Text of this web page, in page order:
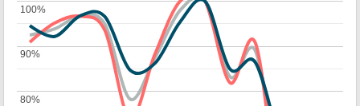
80%
80%
90%
90%
100%
100%